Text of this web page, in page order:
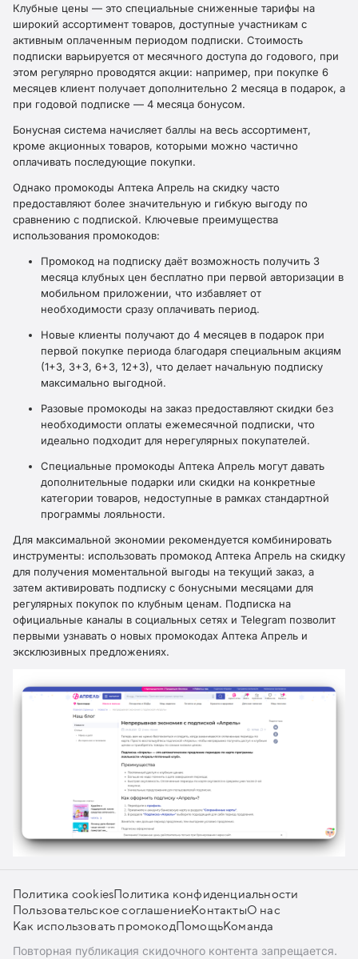
Клубные цены — это специальные сниженные тарифы на
широкий ассортимент товаров, доступные участникам с
активным оплаченным периодом подписки. Стоимость
подписки варьируется от месячного доступа до годового, при
этом регулярно проводятся акции: например, при покупке 6
месяцев клиент получает дополнительно 2 месяца в подарок, а
при годовой подписке — 4 месяца бонусом.
Бонусная система начисляет баллы на весь ассортимент,
кроме акционных товаров, которыми можно частично
оплачивать последующие покупки.​
Однако промокоды Аптека Апрель на скидку часто
предоставляют более значительную и гибкую выгоду по
сравнению с подпиской. Ключевые преимущества
использования промокодов:
Промокод на подписку даёт возможность получить 3
месяца клубных цен бесплатно при первой авторизации в
мобильном приложении, что избавляет от
необходимости сразу оплачивать период.​
Новые клиенты получают до 4 месяцев в подарок при
первой покупке периода благодаря специальным акциям
(1+3, 3+3, 6+3, 12+3), что делает начальную подписку
максимально выгодной.​
Разовые промокоды на заказ предоставляют скидки без
необходимости оплаты ежемесячной подписки, что
идеально подходит для нерегулярных покупателей.
Специальные промокоды Аптека Апрель могут давать
дополнительные подарки или скидки на конкретные
категории товаров, недоступные в рамках стандартной
программы лояльности.
Для максимальной экономии рекомендуется комбинировать
инструменты: использовать промокод Аптека Апрель на скидку
для получения моментальной выгоды на текущий заказ, а
затем активировать подписку с бонусными месяцами для
регулярных покупок по клубным ценам. Подписка на
официальные каналы в социальных сетях и Telegram позволит
первыми узнавать о новых промокодах Аптека Апрель и
эксклюзивных предложениях.​
Политика cookiesПолитика конфиденциальности
Пользовательское соглашениеКонтактыО нас
Как использовать промокодПомощьКоманда
Повторная публикация скидочного контента запрещается.